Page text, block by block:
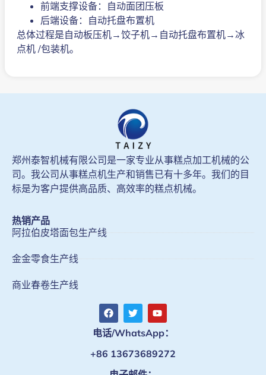
前端支撑设备：自动面团压板
后端设备：自动托盘布置机
总体过程是自动板压机→饺子机→自动托盘布置机→冰
点机 /包装机。
郑州泰智机械有限公司是一家专业从事糕点加工机械的公
司。我公司从事糕点机生产和销售已有十多年。我们的目
标是为客户提供高品质、高效率的糕点机械。
热销产品
阿拉伯皮塔面包生产线
金金零食生产线
商业春卷生产线
电话/WhatsApp：
+86 13673689272